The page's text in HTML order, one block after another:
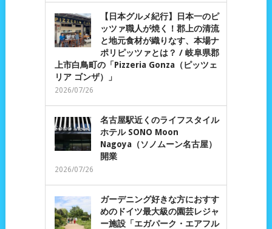
【日本グルメ紀行】日本一のピ
ッツァ職人が焼く！郡上の清流
と地元食材が織りなす、本場ナ
ポリピッツァとは？ / 岐阜県郡
上市白鳥町の「Pizzeria Gonza（ピッツェ
リア ゴンザ）」
2026/07/26
名古屋駅近くのライフスタイル
ホテル SONO Moon
Nagoya（ソノムーン名古屋）
開業
2026/07/26
ガーデニング好きな方におすす
めのドイツ最大級の園芸レジャ
ー施設「エガパーク・エアフル